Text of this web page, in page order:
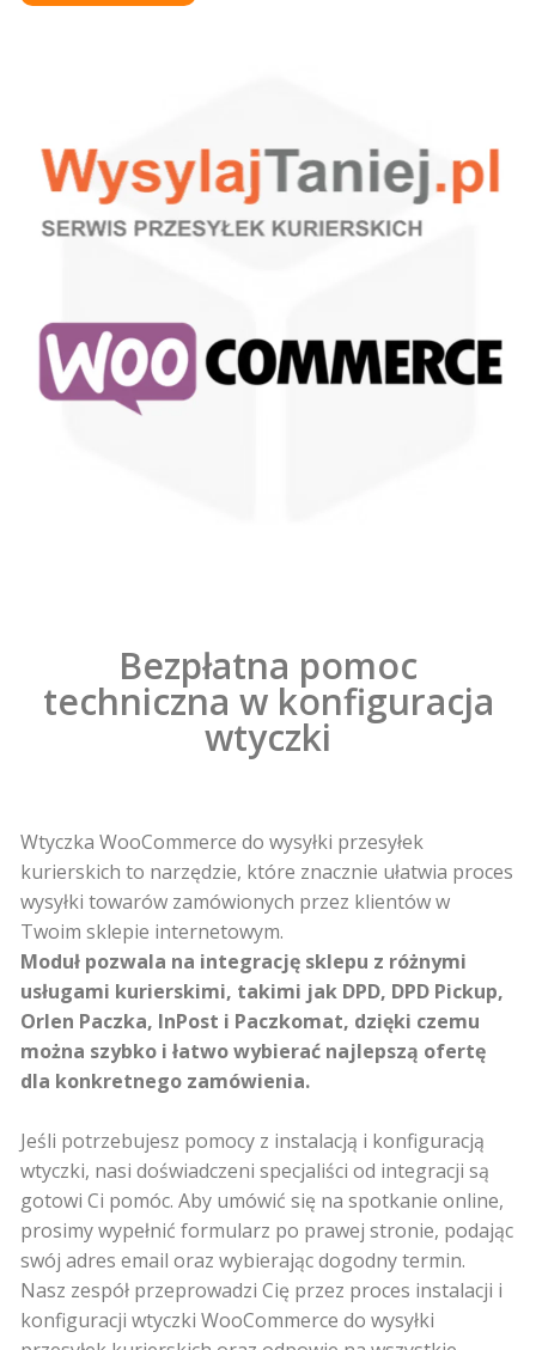
Bezpłatna pomoc
techniczna w konfiguracja
wtyczki
Wtyczka WooCommerce do wysyłki przesyłek
kurierskich to narzędzie, które znacznie ułatwia proces
wysyłki towarów zamówionych przez klientów w
Twoim sklepie internetowym.
Moduł pozwala na integrację sklepu z różnymi
usługami kurierskimi, takimi jak DPD, DPD Pickup,
Orlen Paczka, InPost i Paczkomat, dzięki czemu
można szybko i łatwo wybierać najlepszą ofertę
dla konkretnego zamówienia.
Jeśli potrzebujesz pomocy z instalacją i konfiguracją
wtyczki, nasi doświadczeni specjaliści od integracji są
gotowi Ci pomóc. Aby umówić się na spotkanie online,
prosimy wypełnić formularz po prawej stronie, podając
swój adres email oraz wybierając dogodny termin.
Nasz zespół przeprowadzi Cię przez proces instalacji i
konfiguracji wtyczki WooCommerce do wysyłki